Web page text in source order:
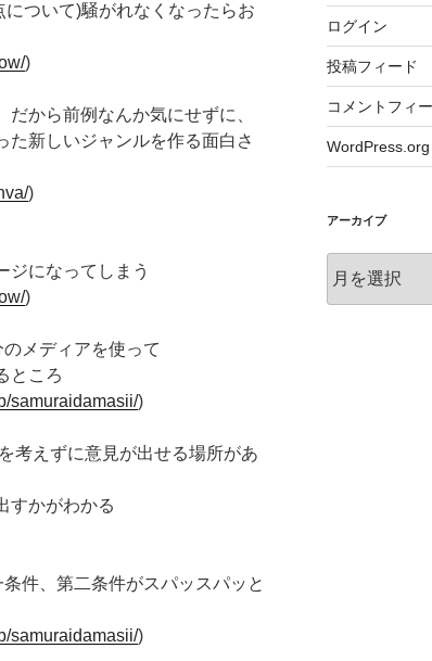
ついて)騒がれなくなったらお
)
から前例なんか気にせずに、
新しいジャンルを作る面白さ
)
になってしまう
)
メディアを使って
ところ
samuraidamasii/)
考えずに意見が出せる場所があ
すかがわかる
件、第二条件がスパッスパッと
samuraidamasii/)
ログイン
投稿フィード
コメントフィ
WordPress.org
アーカイブ
ー